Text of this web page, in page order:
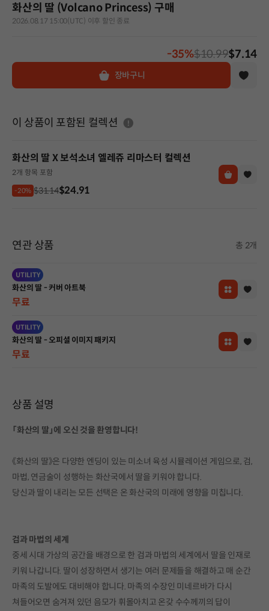
화산의 딸 (Volcano Princess) 구매
2026.08.17 15:00(UTC) 이후 할인 종료
-35%$10.99$7.14
장바구니
이 상품이 포함된 컬렉션 도움말
화산의 딸 X 보석소녀 엘레쥬 리마스터 컬렉션
2개 항목 포함
-20% $31.14$24.91
연관 상품 총 2개
UTILITY
화산의 딸 - 커버 아트북
무료
UTILITY
화산의 딸 - 오피셜 이미지 패키지
무료
상품 설명
「화산의 딸」에 오신 것을 환영합니다!
《화산의 딸》은 다양한 엔딩이 있는 미소녀 육성 시뮬레이션 게임으로, 검,
마법, 연금술이 성행하는 화산국에서 딸을 키워야 합니다.
당신과 딸이 내리는 모든 선택은 온 화산국의 미래에 영향을 미칩니다.
검과 마법의 세계
중세 시대 가상의 공간을 배경으로 한 검과 마법의 세계에서 딸을 인재로
키워 나갑니다. 딸이 성장하면서 생기는 여러 문제들을 해결하고 매 순간
마족의 도발에도 대비해야 합니다. 마족의 수장인 미네르바가 다시
쳐들어오면 숨겨져 있던 음모가 휘몰아치고 온갖 수수께끼의 답이